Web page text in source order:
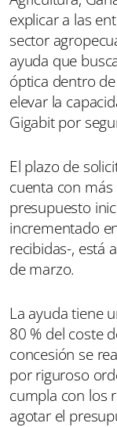
explicar a las
sector
ayuda que
óptica dentro
elevar la
Gigabit por
El plazo de
cuenta con
presupuesto
incrementado
recibidas-, está
de marzo.
La ayuda tiene
80 % del coste
concesión se
por riguroso
cumpla con los
agotar el